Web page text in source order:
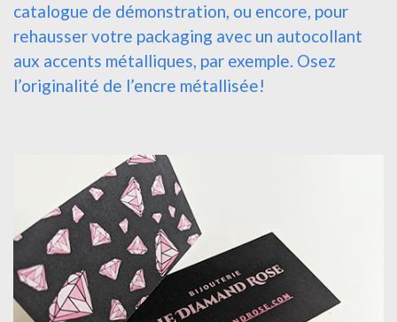
catalogue de démonstration, ou encore, pour
rehausser votre packaging avec un autocollant
aux accents métalliques, par exemple. Osez
l’originalité de l’encre métallisée!